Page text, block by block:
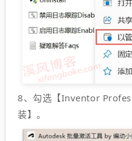
8、勾选【Inventor
装】。